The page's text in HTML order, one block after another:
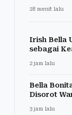
28 menit lalu
Irish Bella
sebagai
2 jam lalu
Bella
Disorot
3 jam lalu